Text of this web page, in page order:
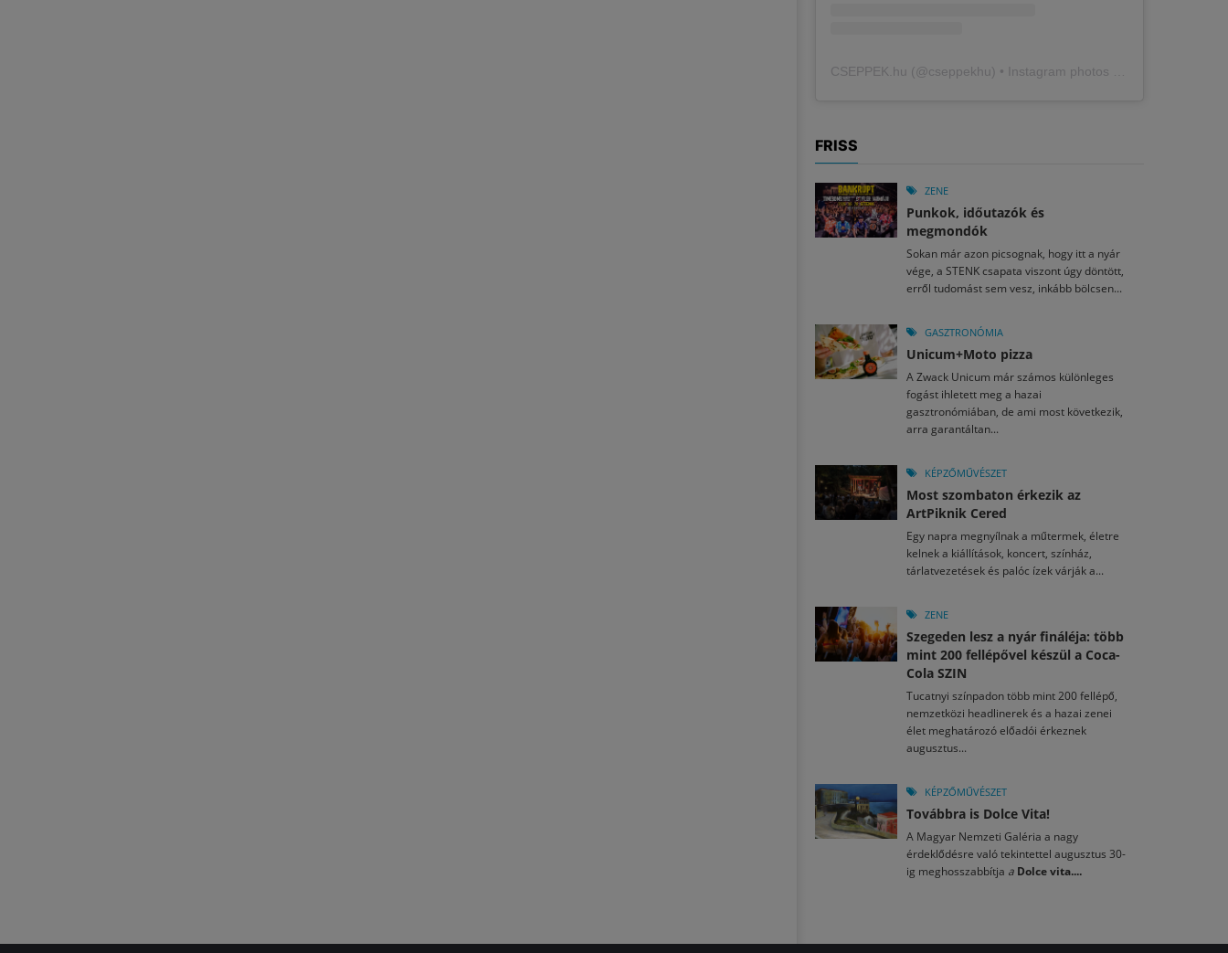
CSEPPEK.hu (@cseppekhu ) • Instagram photos and videos
FRISS
ZENE
Punkok, időutazók és
megmondók
Sokan már azon picsognak, hogy itt a nyár
vége, a STENK csapata viszont úgy döntött,
erről tudomást sem vesz, inkább bölcsen...
GASZTRONÓMIA
Unicum+Moto pizza
A Zwack Unicum már számos különleges
fogást ihletett meg a hazai
gasztronómiában, de ami most következik,
arra garantáltan...
KÉPZŐMŰVÉSZET
Most szombaton érkezik az
ArtPiknik Cered
Egy napra megnyílnak a műtermek, életre
kelnek a kiállítások, koncert, színház,
tárlatvezetések és palóc ízek várják a...
ZENE
Szegeden lesz a nyár fináléja: több
mint 200 fellépővel készül a Coca-
Cola SZIN
Tucatnyi színpadon több mint 200 fellépő,
nemzetközi headlinerek és a hazai zenei
élet meghatározó előadói érkeznek
augusztus...
KÉPZŐMŰVÉSZET
Továbbra is Dolce Vita!
A Magyar Nemzeti Galéria a nagy
érdeklődésre való tekintettel augusztus 30-
ig meghosszabbítja a Dolce vita....